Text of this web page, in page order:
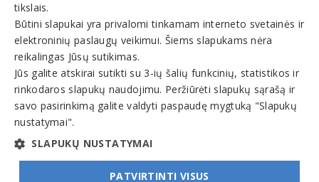
Veiklos sritys
Meno, muzikos mokyklos
tikslais.
Būtini slapukai yra privalomi tinkamam interneto svetainės ir
elektroninių paslaugų veikimui. Šiems slapukams nėra
reikalingas Jūsų sutikimas.
Jūs galite atskirai sutikti su 3-ių šalių funkcinių, statistikos ir
rinkodaros slapukų naudojimu. Peržiūrėti slapukų sąrašą ir
savo pasirinkimą galite valdyti paspaudę mygtuką "Slapukų
nustatymai".
SLAPUKŲ NUSTATYMAI
PATVIRTINTI VISUS